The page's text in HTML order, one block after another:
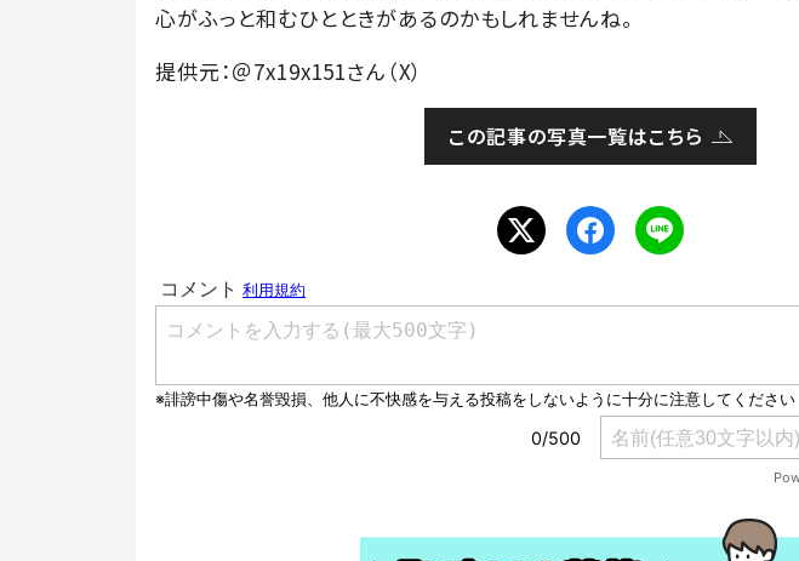
心がふっと和むひとときがあるのかもしれませんね。
提供元：＠7x19x151さん（X）
この記事の写真一覧はこちら